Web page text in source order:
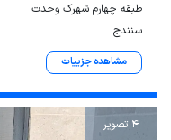
طبقه چهارم شهرک وحدت
سنندج
مشاهده جزییات
4 تصویر